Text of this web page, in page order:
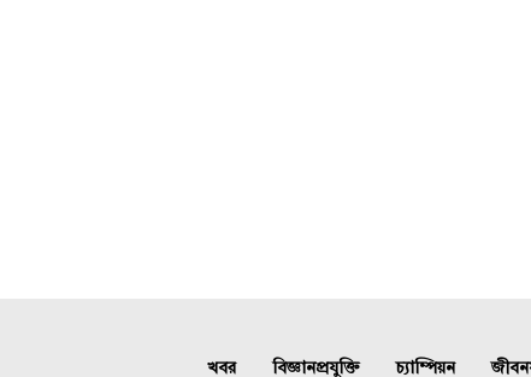
খবর বিজ্ঞানপ্রযুক্তি চ্যাম্পিয়ন